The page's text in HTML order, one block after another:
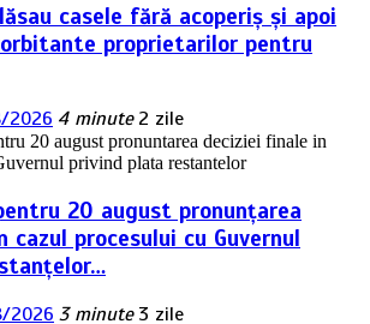
casele fără acoperiș și apoi
proprietarilor pentru
2026 4 minute 2 zile
20 august pronunțarea
cazul procesului cu Guvernul
2026 3 minute 3 zile